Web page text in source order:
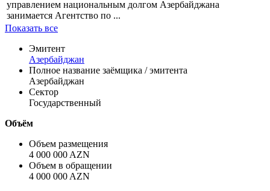
управлением национальным долгом Азербайджана
занимается Агентство по ...
Показать все
Эмитент
Азербайджан
Полное название заёмщика / эмитента
Азербайджан
Сектор
Государственный
Объём
Объем размещения
4 000 000 AZN
Объем в обращении
4 000 000 AZN